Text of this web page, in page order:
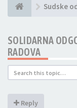
Sudske
SOLIDARNA
RADOVA
Reply